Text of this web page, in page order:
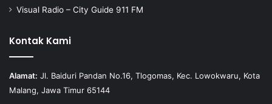
Visual Radio – City Guide 911 FM
Kontak Kami
Alamat: Jl. Baiduri Pandan No.16, Tlogomas, Kec. Lowokwaru, Kota
Malang, Jawa Timur 65144